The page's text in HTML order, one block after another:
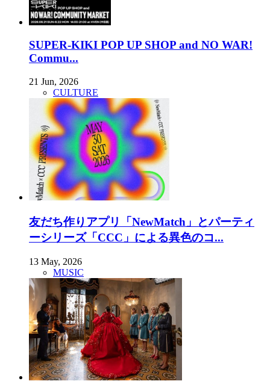
SUPER-KIKI POP UP SHOP and NO WAR!
Commu...
21 Jun, 2026
CULTURE
友だち作りアプリ「NewMatch」とパーティ
ーシリーズ「CCC」による異色のコ...
13 May, 2026
MUSIC